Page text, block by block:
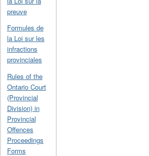
preuve
Formules de
la Loi sur les
infractions
provinciales
Rules of the
Ontario Court
(Provincial
Division) in
Provincial
Offences
Proceedings
Forms